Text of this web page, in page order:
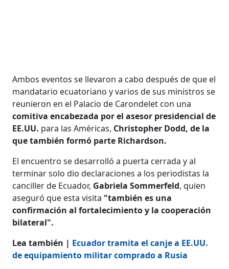
Ambos eventos se llevaron a cabo después de que el
mandatario ecuatoriano y varios de sus ministros se
reunieron en el Palacio de Carondelet con una
comitiva encabezada por el asesor presidencial de
EE.UU. para las Américas, Christopher Dodd, de la
que también formó parte Richardson.
El encuentro se desarrolló a puerta cerrada y al
terminar solo dio declaraciones a los periodistas la
canciller de Ecuador, Gabriela Sommerfeld, quien
aseguró que esta visita "también es una
confirmación al fortalecimiento y la cooperación
bilateral".
Lea también | Ecuador tramita el canje a EE.UU.
de equipamiento militar comprado a Rusia